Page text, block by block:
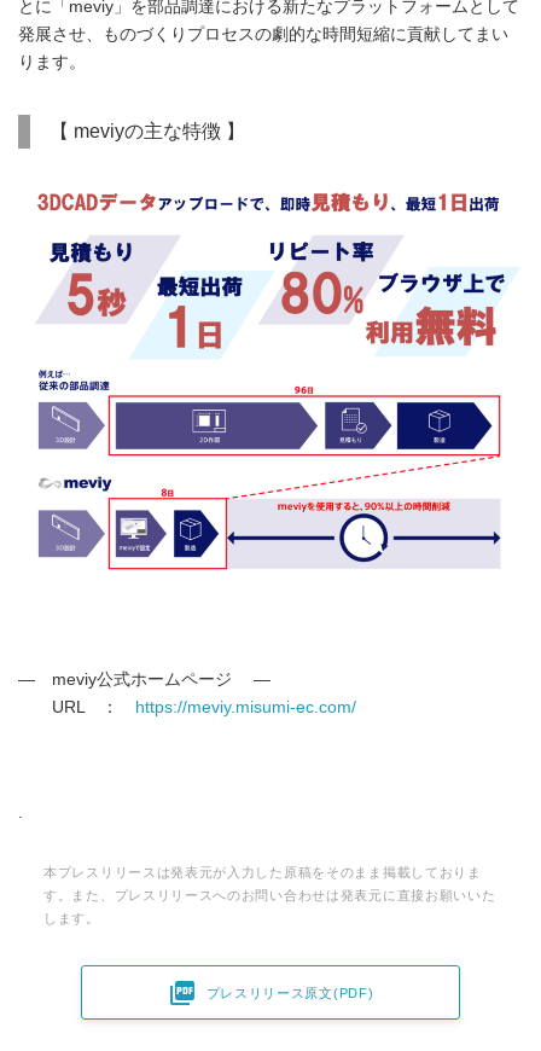
とに「meviy」を部品調達における新たなプラットフォームとして
発展させ、ものづくりプロセスの劇的な時間短縮に貢献してまい
ります。
【 meviyの主な特徴 】
― meviy公式ホームページ ―
URL ：
https://meviy.misumi-ec.com/
.
本プレスリリースは発表元が入力した原稿をそのまま掲載しておりま
す。また、プレスリリースへのお問い合わせは発表元に直接お願いいた
します。
 プレスリリース原文(PDF)